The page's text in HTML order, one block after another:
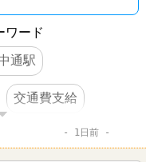
ワード
通駅
交通費支給
ホームセンター
1日前